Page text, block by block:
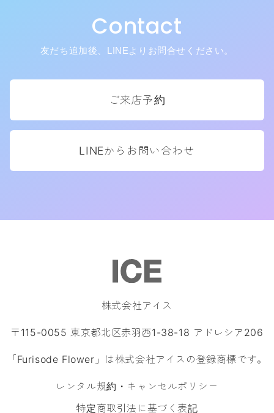
Contact
友だち追加後、LINEよりお問合せください。
ご来店予約
LINEからお問い合わせ
株式会社アイス
〒115-0055 東京都北区赤羽西1-38-18 アドレシア206
「Furisode Flower」は株式会社アイスの登録商標です。
レンタル規約・キャンセルポリシー
特定商取引法に基づく表記